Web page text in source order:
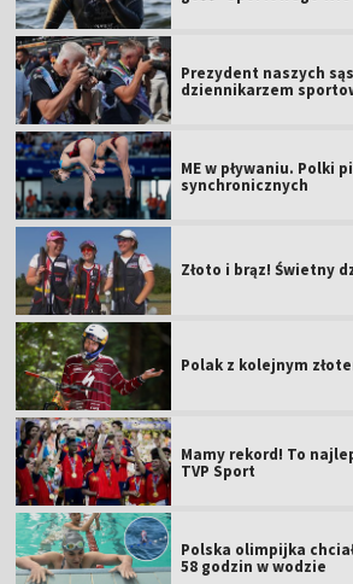
Prezydent naszych
dziennikarzem
ME w pływaniu. Polki
synchronicznych
Złoto i brąz! Świetny
Polak z kolejnym
Mamy rekord! To
TVP Sport
Polska olimpijka
58 godzin w wodzie